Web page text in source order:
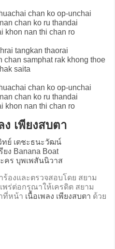
chan ko op-unchai
chan ko ru thandai
khon nan thi chan ro
tangkan thaorai
chan samphat rak khong thoe
saita
chan ko op-unchai
chan ko ru thandai
khon nan thi chan ro
ง เพียงสบตา
ย์ เตชะธนะวัฒน์
ยง Banana Boat
คร บุพเพสันนิวาส
ร้องและตรวจสอบโดย สยาม
พร่ต่อกรุณาให้เครดิต สยาม
ที่หน้า เนื้อเพลง เพียงสบตา ด้วย